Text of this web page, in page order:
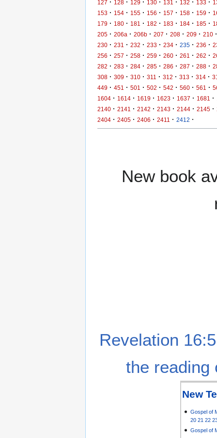
127 · 128 · 129 · 130 · 131 · 132 · 133 ·
153 · 154 · 155 · 156 · 157 · 158 · 159 ·
179 · 180 · 181 · 182 · 183 · 184 · 185 ·
205 · 206a · 206b · 207 · 208 · 209 · 210 ·
230 · 231 · 232 · 233 · 234 · 235 · 236 ·
256 · 257 · 258 · 259 · 260 · 261 · 262 ·
282 · 283 · 284 · 285 · 286 · 287 · 288 ·
308 · 309 · 310 · 311 · 312 · 313 · 314 ·
449 · 451 · 501 · 502 · 542 · 560 · 561 ·
1604 · 1614 · 1619 · 1623 · 1637 · 1681 ·
2140 · 2141 · 2142 · 2143 · 2144 · 2145 ·
2404 · 2405 · 2406 · 2411 · 2412 ·
New book
Revelation
the reading
New
Gospel of
20 21 22
Gospel of